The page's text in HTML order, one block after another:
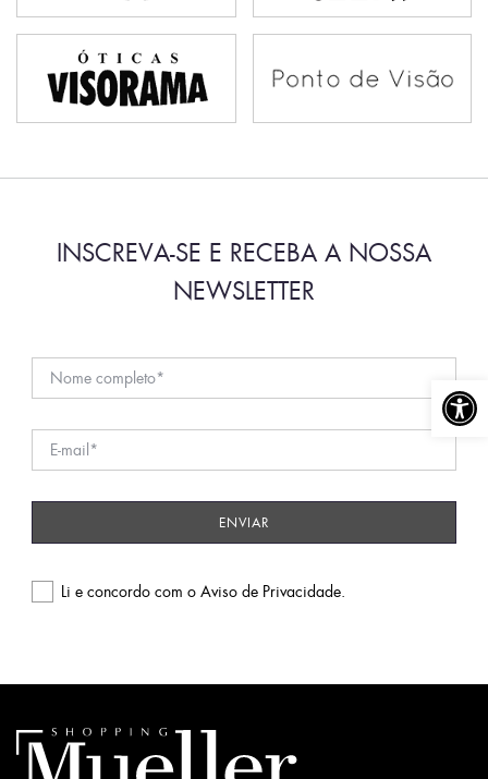
Abrir
INSCREVA-SE E RECEBA A NOSSA
NEWSLETTER
Li e concordo com o Aviso de Privacidade
empty.